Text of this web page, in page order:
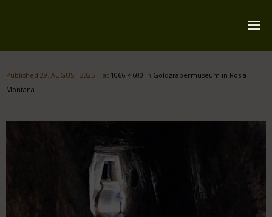
Über mich
Published 29. AUGUST 2025 at 1066 × 600 in Goldgräbermuseum in Rosia
Montana